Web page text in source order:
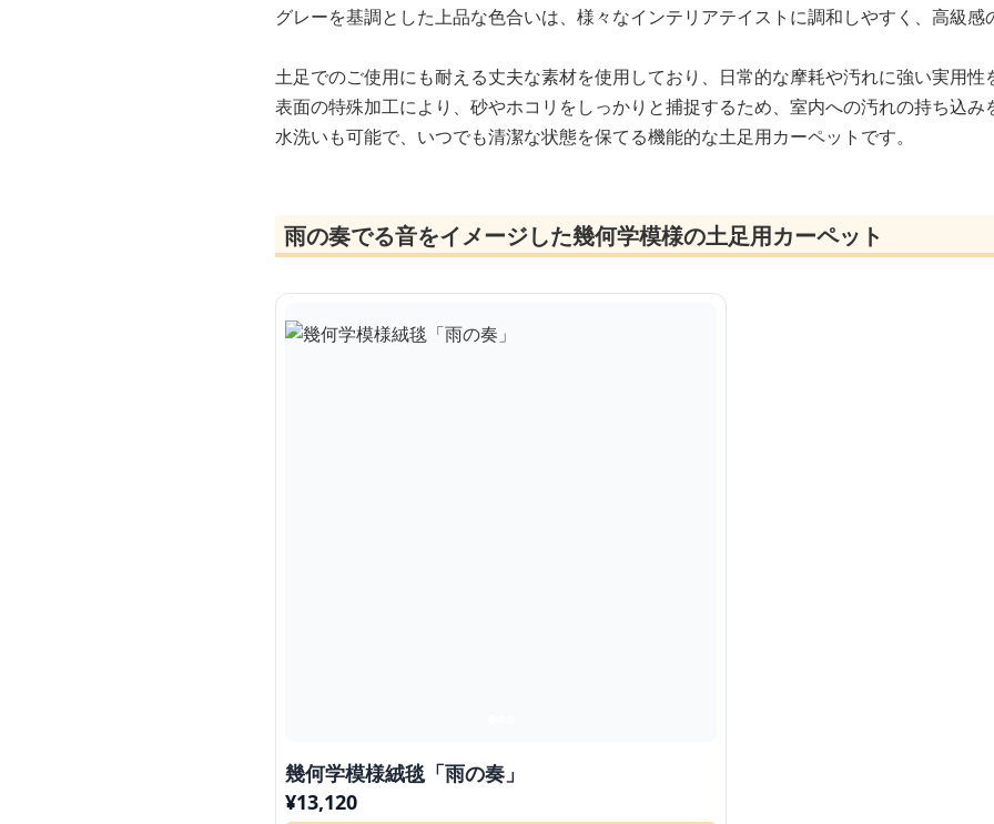
グレーを基調とした上品な色合いは、様々なインテリアテイストに調和しやすく、高級感
土足でのご使用にも耐える丈夫な素材を使用しており、日常的な摩耗や汚れに強い実用性
表面の特殊加工により、砂やホコリをしっかりと捕捉するため、室内への汚れの持ち込み
水洗いも可能で、いつでも清潔な状態を保てる機能的な土足用カーペットです。
雨の奏でる音をイメージした幾何学模様の土足用カーペット
幾何学模様絨毯「雨の奏」
¥13,120